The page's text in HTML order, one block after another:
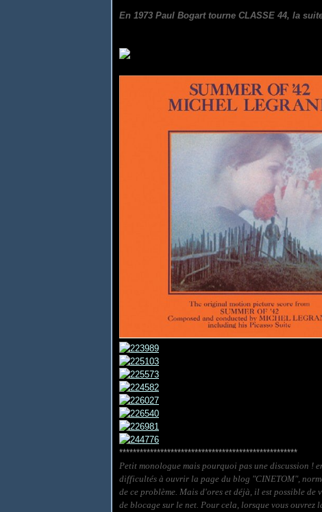
En 1973 Paul Bogart tourne CLASSE 44, la
****************************************************
Petit monologue mais pourquoi pas une discussion !
difficultés à ouvrir la page du blog "CINETOM",
de ce problème. Mais d'ores et déjà, il est possible
de blocage sur le net. Pour cela, lorsque vous ouvrez